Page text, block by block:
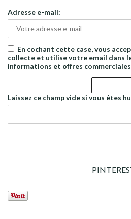
Adresse e-mail:
En cochant cette case, vous
collecte et utilise votre email dans
informations et offres commerciales
Laissez ce champ vide si vous êtes